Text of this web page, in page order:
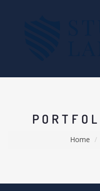
Home